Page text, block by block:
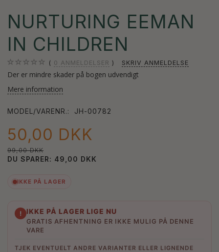
NURTURING EEMAN
IN CHILDREN
0 ANMELDELSER SKRIV ANMELDELSE
Der er mindre skader på bogen udvendigt
Mere information
MODEL/VARENR.: JH-00782
50,00 DKK
99,00 DKK
DU SPARER: 49,00 DKK
IKKE PÅ LAGER
! IKKE PÅ LAGER LIGE NU
GRATIS AFHENTNING ER IKKE MULIG PÅ DENNE
VARE
TJEK EVENTUELT ANDRE VARIANTER ELLER LIGNENDE